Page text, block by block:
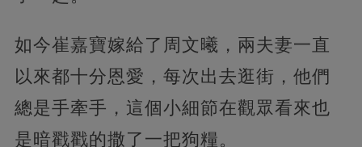
如今崔嘉寶嫁給了周文曦，兩夫妻一直
以來都十分恩愛，每次出去逛街，他們
總是手牽手，這個小細節在觀眾看來也
是暗戳戳的撒了一把狗糧。